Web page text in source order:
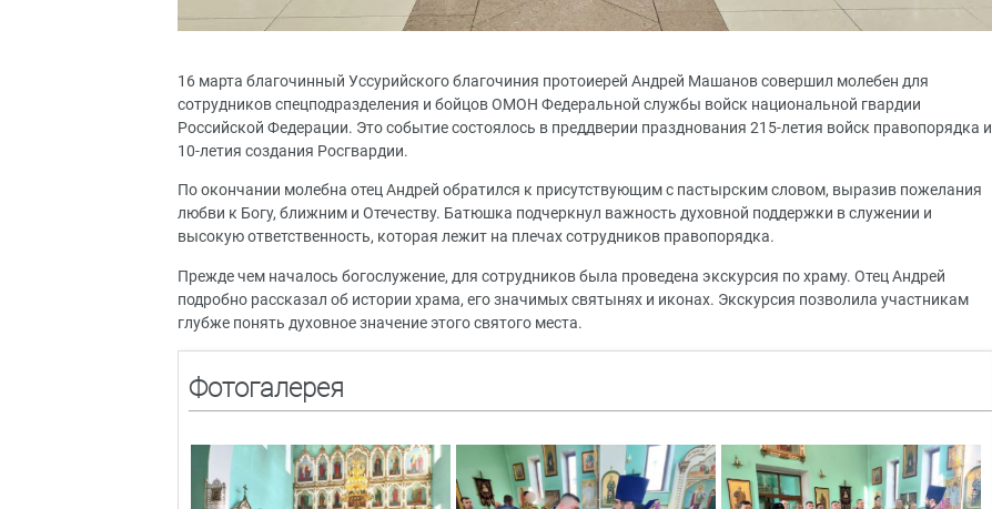
16 марта благочинный Уссурийского благочиния протоиерей Андрей Машанов совершил молебен для
сотрудников спецподразделения и бойцов ОМОН Федеральной службы войск национальной гвардии
Российской Федерации. Это событие состоялось в преддверии празднования 215-летия войск правопорядка и
10-летия создания Росгвардии.
По окончании молебна отец Андрей обратился к присутствующим с пастырским словом, выразив пожелания
любви к Богу, ближним и Отечеству. Батюшка подчеркнул важность духовной поддержки в служении и
высокую ответственность, которая лежит на плечах сотрудников правопорядка.
Прежде чем началось богослужение, для сотрудников была проведена экскурсия по храму. Отец Андрей
подробно рассказал об истории храма, его значимых святынях и иконах. Экскурсия позволила участникам
глубже понять духовное значение этого святого места.
Фотогалерея